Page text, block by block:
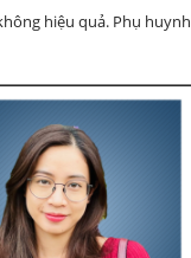
hiệu quả. Phụ huynh